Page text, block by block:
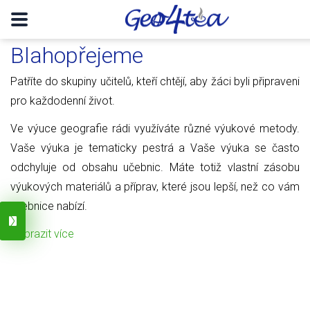
Blahopřejeme
Patříte do skupiny učitelů, kteří chtějí, aby žáci byli připraveni
pro každodenní život.
Ve výuce geografie rádi využíváte různé výukové metody.
Vaše výuka je tematicky pestrá a Vaše výuka se často
odchyluje od obsahu učebnic. Máte totiž vlastní zásobu
výukových materiálů a příprav, které jsou lepší, než co vám
učebnice nabízí.
Zobrazit více